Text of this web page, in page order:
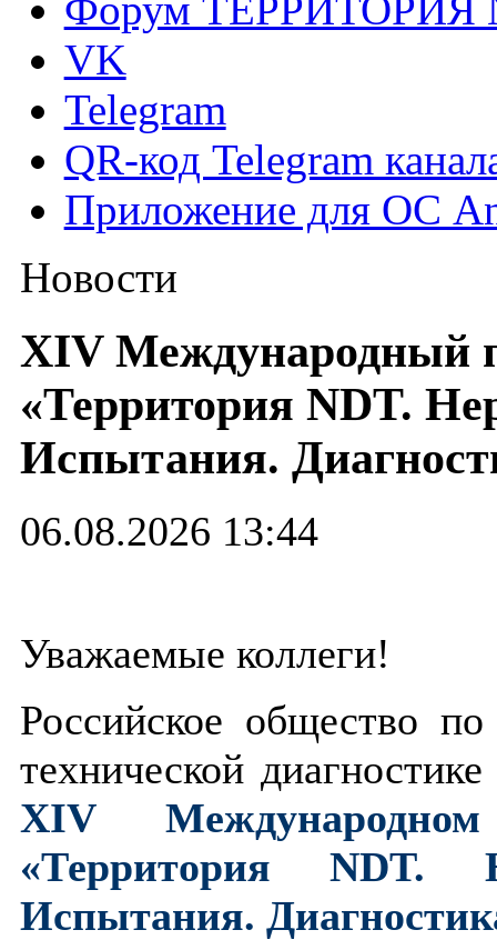
VK
Telegram
QR-код Telegram
Приложение для ОС
Новости
XIV Международный
«Территория NDT.
Испытания.
06.08.2026 13:44
Уважаемые коллеги!
Российское общество
технической
XIV
«Территория NDT.
Испытания.